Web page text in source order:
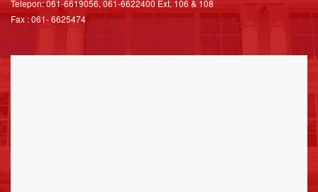
Telepon: 061-6619056, 061-6622400 Ext. 106 & 108
Fax : 061- 6625474